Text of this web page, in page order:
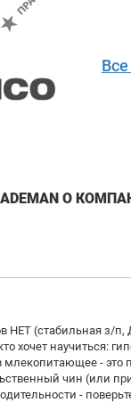
О
(стабильная з/
хочет научиться:
млекопитающее - это
чин (или
-